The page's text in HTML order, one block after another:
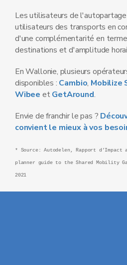
Les utilisateurs de
utilisateurs des transports en
d'une complémentarité en
destinations et d'amplitude
En Wallonie, plusieurs
disponibles : Cambio, Mobilize
Wibee etGetAround.
Envie de franchir le pas ?
convient le mieux à vos
* Source: Autodelen, Rapport d’Impact
planner guide to the Shared Mobility
2021